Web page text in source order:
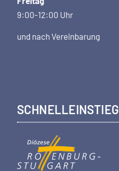
9:00-12:00 Uhr
und nach Vereinbarung
SCHNELLEINSTIEG